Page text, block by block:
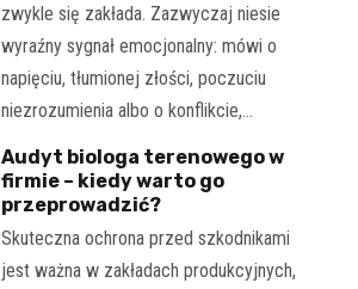
zwykle się zakłada. Zazwyczaj niesie
wyraźny sygnał emocjonalny: mówi o
napięciu, tłumionej złości, poczuciu
niezrozumienia albo o konflikcie,…
Audyt biologa terenowego w
firmie – kiedy warto go
przeprowadzić?
Skuteczna ochrona przed szkodnikami
jest ważna w zakładach produkcyjnych,